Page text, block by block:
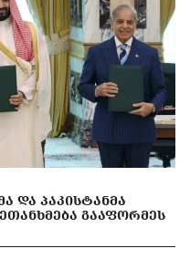
ᲓᲐ ᲞᲐᲙᲘᲡᲢᲐᲜᲛᲐ
ᲒᲐᲐᲤᲝᲠᲛᲔᲡ